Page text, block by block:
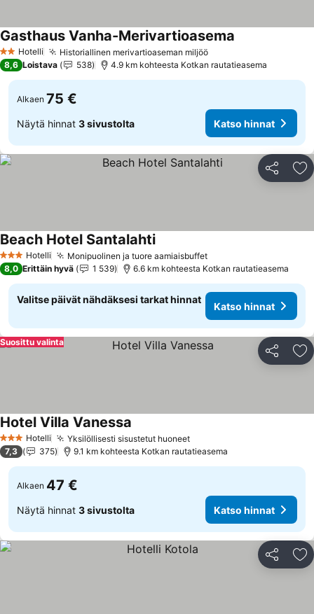
2 Tähtiluokitus
Hotelli Historiallinen merivartioaseman miljöö
Gasthaus Vanha-Merivartioasema
8,6 Loistava 538 4.9 km kohteesta Kotkan rautatieasema
Alkaen 75 €
Näytä hinnat 3 sivustolta Katso hinnat
Jaa
3 Tähtiluokitus
Hotelli Monipuolinen ja tuore aamiaisbuffet
Beach Hotel Santalahti
8,0 Erittäin hyvä 1 539 6.6 km kohteesta Kotkan rautatieasema
Valitse päivät nähdäksesi tarkat hinnat
Katso hinnat
Jaa
Suosittu valinta
3 Tähtiluokitus
Hotelli Yksilöllisesti sisustetut huoneet
Hotel Villa Vanessa
7,3 375 9.1 km kohteesta Kotkan rautatieasema
Alkaen 47 €
Näytä hinnat 3 sivustolta Katso hinnat
Jaa